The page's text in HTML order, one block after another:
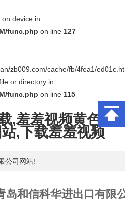
device in
func.php on line 127
zb009.com/cache/fb/4fea1/
or directory in
func.php on line 115
,羞羞视频黄色免
,下载羞羞视频
公司网站!
岛和信科华进出口有限